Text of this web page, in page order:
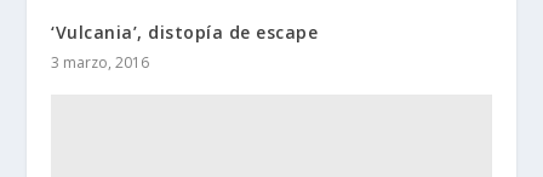
‘Vulcania’, distopía de escape
3 marzo, 2016